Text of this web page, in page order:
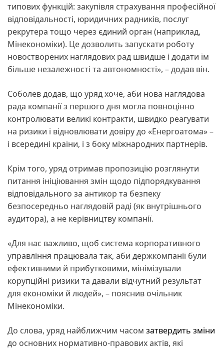
типових функцій: закупівля страхування професійної
відповідальності, юридичних радників, послуг
рекрутера тощо через єдиний орган (наприклад,
Мінекономіки). Це дозволить запускати роботу
новостворених наглядових рад швидше і додати їм
більше незалежності та автономності», – додав він.
Соболев додав, що уряд хоче, аби нова наглядова
рада компанії з першого дня могла повноцінно
контролювати великі контракти, швидко реагувати
на ризики і відновлювати довіру до «Енергоатома» –
і всередині країни, і з боку міжнародних партнерів.
Крім того, уряд отримав пропозицію розглянути
питання ініціювання змін щодо підпорядкування
відповідального за антикор та безпеку
безпосередньо наглядовій раді (як внутрішнього
аудитора), а не керівництву компанії.
«Для нас важливо, щоб система корпоративного
управління працювала так, аби держкомпанії були
ефективними й прибутковими, мінімізували
корупційні ризики та давали відчутний результат
для економіки й людей», – пояснив очільник
Мінекономіки.
До слова, уряд найближчим часом затвердить зміни
до основних нормативно-правових актів, які